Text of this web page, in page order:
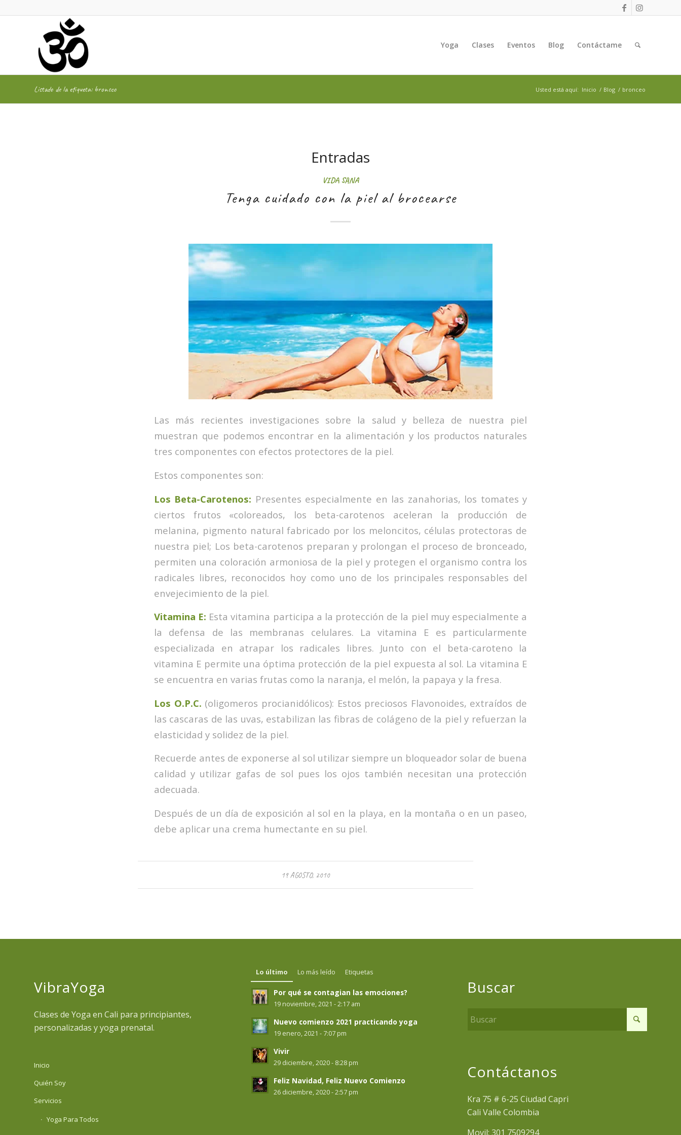
Yoga Clases Eventos Blog Contáctame
Listado de la etiqueta: bronceo Usted está aquí: Inicio / Blog / bronceo
Entradas
VIDA SANA
Tenga cuidado con la piel al brocearse
Las más recientes investigaciones sobre la salud y belleza de nuestra piel
muestran que podemos encontrar en la alimentación y los productos naturales
tres componentes con efectos protectores de la piel.
Estos componentes son:
Los Beta-Carotenos: Presentes especialmente en las zanahorias, los tomates y
ciertos frutos «coloreados, los beta-carotenos aceleran la producción de
melanina, pigmento natural fabricado por los meloncitos, células protectoras de
nuestra piel; Los beta-carotenos preparan y prolongan el proceso de bronceado,
permiten una coloración armoniosa de la piel y protegen el organismo contra los
radicales libres, reconocidos hoy como uno de los principales responsables del
envejecimiento de la piel.
Vitamina E: Esta vitamina participa a la protección de la piel muy especialmente a
la defensa de las membranas celulares. La vitamina E es particularmente
especializada en atrapar los radicales libres. Junto con el beta-caroteno la
vitamina E permite una óptima protección de la piel expuesta al sol. La vitamina E
se encuentra en varias frutas como la naranja, el melón, la papaya y la fresa.
Los O.P.C. (oligomeros procianidólicos): Estos preciosos Flavonoides, extraídos de
las cascaras de las uvas, estabilizan las fibras de colágeno de la piel y refuerzan la
elasticidad y solidez de la piel.
Recuerde antes de exponerse al sol utilizar siempre un bloqueador solar de buena
calidad y utilizar gafas de sol pues los ojos también necesitan una protección
adecuada.
Después de un día de exposición al sol en la playa, en la montaña o en un paseo,
debe aplicar una crema humectante en su piel.
19 AGOSTO, 2010
VibraYoga
Clases de Yoga en Cali para principiantes,
personalizadas y yoga prenatal.
Inicio
Quién Soy
Servicios
Yoga Para Todos
Lo último Lo más leído Etiquetas
Por qué se contagian las emociones?
19 noviembre, 2021 - 2:17 am
Nuevo comienzo 2021 practicando yoga
19 enero, 2021 - 7:07 pm
Vivir
29 diciembre, 2020 - 8:28 pm
Feliz Navidad, Feliz Nuevo Comienzo
26 diciembre, 2020 - 2:57 pm
Buscar
Contáctanos
Kra 75 # 6-25 Ciudad Capri
Cali Valle Colombia
Movil: 301 7509294